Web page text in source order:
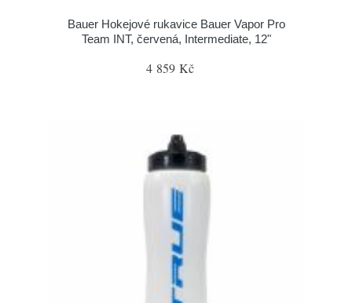
Bauer Hokejové rukavice Bauer Vapor Pro
Team INT, červená, Intermediate, 12"
4 859 Kč